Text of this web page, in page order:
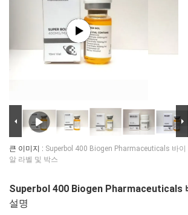
큰 이미지 : Superbol 400 Biogen Pharmaceuticals 바이
알 라벨 및 박스
Superbol 400 Biogen Pharmaceuticals
설명